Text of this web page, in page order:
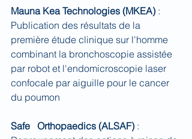
Mauna Kea Technologies (MKEA) :
Publication des résultats de la
première étude clinique sur l'homme
combinant la bronchoscopie assistée
par robot et l'endomicroscopie laser
confocale par aiguille pour le cancer
du poumon
Safe   Orthopaedics (ALSAF) :